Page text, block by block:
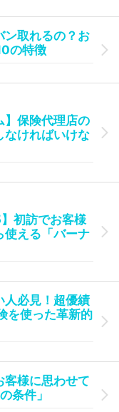
ン取れるの？お
の特徴
】保険代理店の
なければいけな
初訪でお客様
使える「バーナ
人必見！超優績
を使った革新的
客様に思わせて
条件」